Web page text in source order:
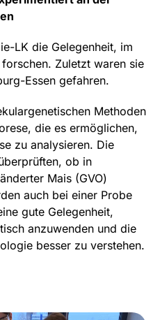
LK die Gelegenheit, im
Zuletzt waren sie
Essen gefahren.
Methoden
die es ermöglichen,
zu analysieren. Die
ob in
Mais (GVO)
auch bei einer Probe
gute Gelegenheit,
anzuwenden und die
besser zu verstehen.